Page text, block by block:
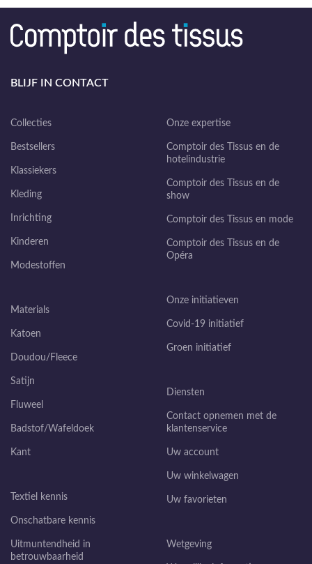
BLIJF IN CONTACT
Collecties
Bestsellers
Klassiekers
Kleding
Inrichting
Kinderen
Modestoffen
Materials
Katoen
Doudou/Fleece
Satijn
Fluweel
Badstof/Wafeldoek
Kant
Textiel kennis
Onschatbare kennis
Uitmuntendheid in
betrouwbaarheid
Onze expertise
Comptoir des Tissus en de
hotelindustrie
Comptoir des Tissus en de
show
Comptoir des Tissus en mode
Comptoir des Tissus en de
Opéra
Onze initiatieven
Covid-19 initiatief
Groen initiatief
Diensten
Contact opnemen met de
klantenservice
Uw account
Uw winkelwagen
Uw favorieten
Wetgeving